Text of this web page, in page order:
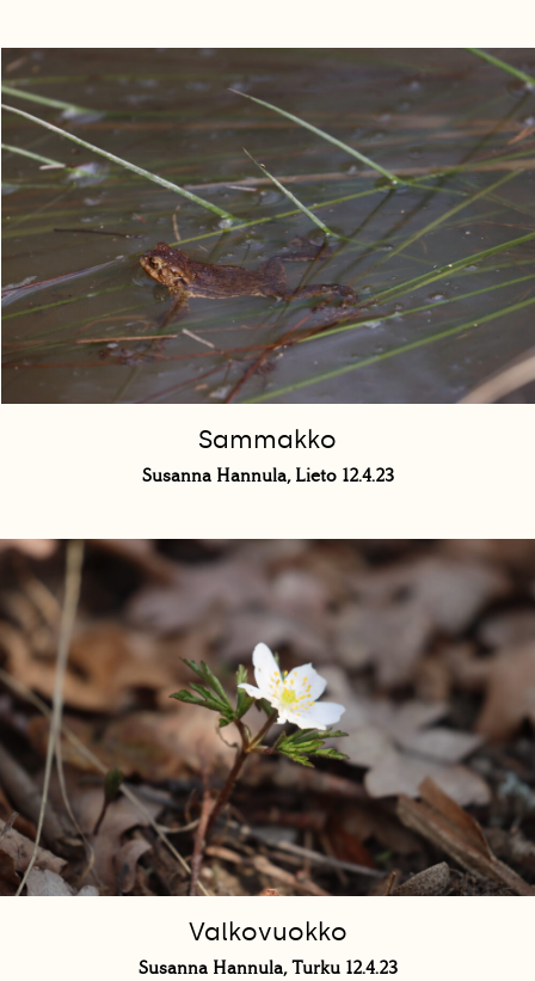
Sammakko
Susanna Hannula, Lieto 12.4.23
Valkovuokko
Susanna Hannula, Turku 12.4.23